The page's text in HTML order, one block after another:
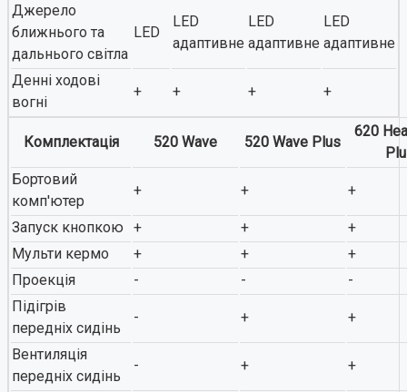
Джерело
ближнього та
дальнього світла
LED
LED
адаптивне
LED
адаптивне
LED
адаптивне
Денні ходові
вогні
+ + + +
Комплектація 520 Wave 520 Wave Plus
620
Бортовий
комп'ютер
+ + +
Запуск кнопкою + +
+
Мульти кермо
+ +
+
Проекція
- -
-
Підігрів
передніх сидінь
- + +
Вентиляція
передніх сидінь
- + +